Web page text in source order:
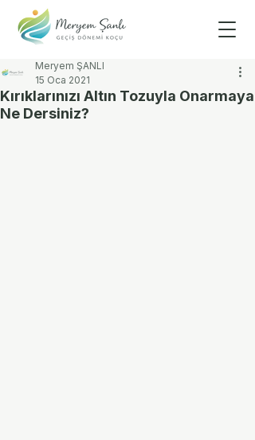
Kırıklarınızı Altın Tozuyla Onarmaya
Ne Dersiniz?
Meryem ŞANLI
15 Oca 2021